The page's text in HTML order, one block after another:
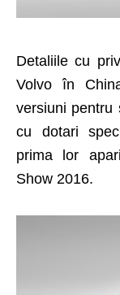
Detaliile cu
Volvo în
versiuni pentru
cu dotari
prima lor
Show 2016.